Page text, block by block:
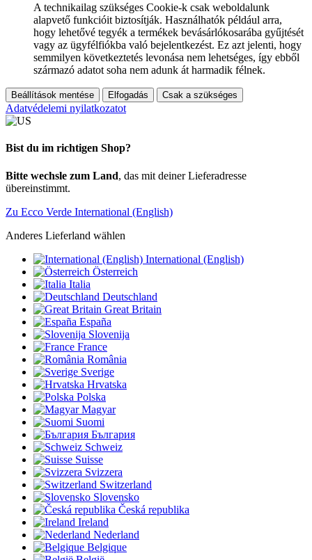
A technikailag szükséges Cookie-k csak weboldalunk
alapvető funkcióit biztosítják. Használhatók például arra,
hogy lehetővé tegyék a termékek bevásárlókosarába gyűjtését
vagy az ügyfélfiókba való bejelentkezést. Ez azt jelenti, hogy
semmilyen következtetés levonása nem lehetséges, így ebből
származó adatot soha nem adunk át harmadik félnek.
Beállítások mentése Elfogadás Csak a szükséges
Adatvédelemi nyilatkozatot
Bist du im richtigen Shop?
Bitte wechsle zum Land, das mit deiner Lieferadresse
übereinstimmt.
Zu Ecco Verde International (English)
Anderes Lieferland wählen
International (English)
Österreich
Italia
Deutschland
Great Britain
España
Slovenija
France
România
Sverige
Hrvatska
Polska
Magyar
Suomi
България
Schweiz
Suisse
Svizzera
Switzerland
Slovensko
Česká republika
Ireland
Nederland
Belgique